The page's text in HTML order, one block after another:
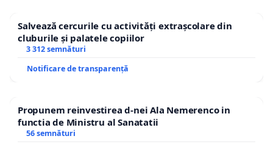
Salvează cercurile cu activități extrașcolare din
cluburile și palatele copiilor
3 312 semnături
Notificare de transparență
Propunem reinvestirea d-nei Ala Nemerenco in
functia de Ministru al Sanatatii
56 semnături